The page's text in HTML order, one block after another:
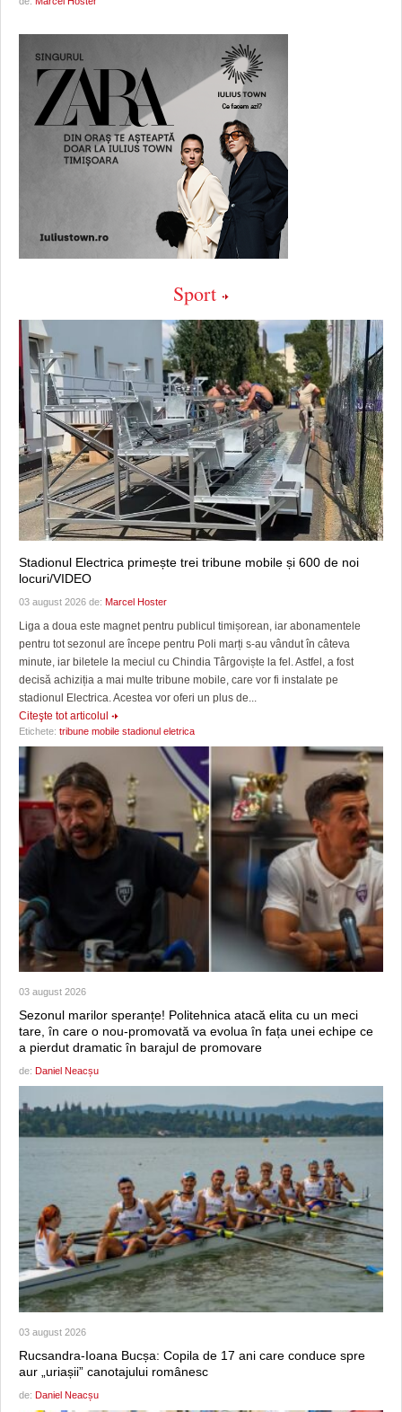
Sport
Stadionul Electrica primește trei tribune mobile și 600 de noi
locuri/VIDEO
03 august 2026 de: Marcel Hoster
Liga a doua este magnet pentru publicul timișorean, iar abonamentele
pentru tot sezonul are începe pentru Poli marți s-au vândut în câteva
minute, iar biletele la meciul cu Chindia Târgoviște la fel. Astfel, a fost
decisă achiziția a mai multe tribune mobile, care vor fi instalate pe
stadionul Electrica. Acestea vor oferi un plus de...
Citeşte tot articolul
Etichete: tribune mobile stadionul eletrica
03 august 2026
Sezonul marilor speranțe! Politehnica atacă elita cu un meci
tare, în care o nou-promovată va evolua în fața unei echipe ce
a pierdut dramatic în barajul de promovare
de: Daniel Neacșu
03 august 2026
Rucsandra-Ioana Bucșa: Copila de 17 ani care conduce spre
aur „uriașii” canotajului românesc
de: Daniel Neacșu